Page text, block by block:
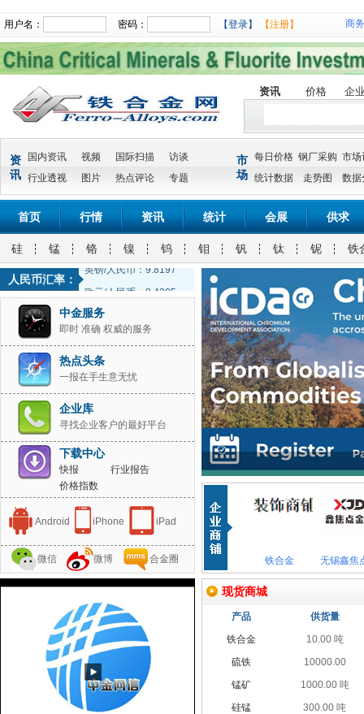
用户名： 密码： 【登录】 【注册】 商
资讯 价格 企
资
讯
国内资讯 视频 国际扫描
访谈
行业透视
图片 热点评论 专题
市
场
每日价格 钢厂采购 市场
统计数据
走势图 数据
首页 行情 资讯 统计 会展 供求
硅 锰 铬 镍 钨 钼 钒 钛 铌 铁
人民币汇率：
美元/人民币: 7.1534
英镑/人民币：9.8197
美元/人民币: 7.1534
英镑/人民币：9.8197
中金服务
即时 准确 权威的服务
热点头条
一报在手生意无忧
企业库
寻找企业客户的最好平台
下载中心
快报
行业报告
价格指数
Android iPhone iPad
微信 微博 合金圈 铁合金 无锡鑫焦
现货商城
产品
供货量
铁合金
10.00 吨
硫铁
10000.00
锰矿
1000.00 吨
硅锰
300.00 吨